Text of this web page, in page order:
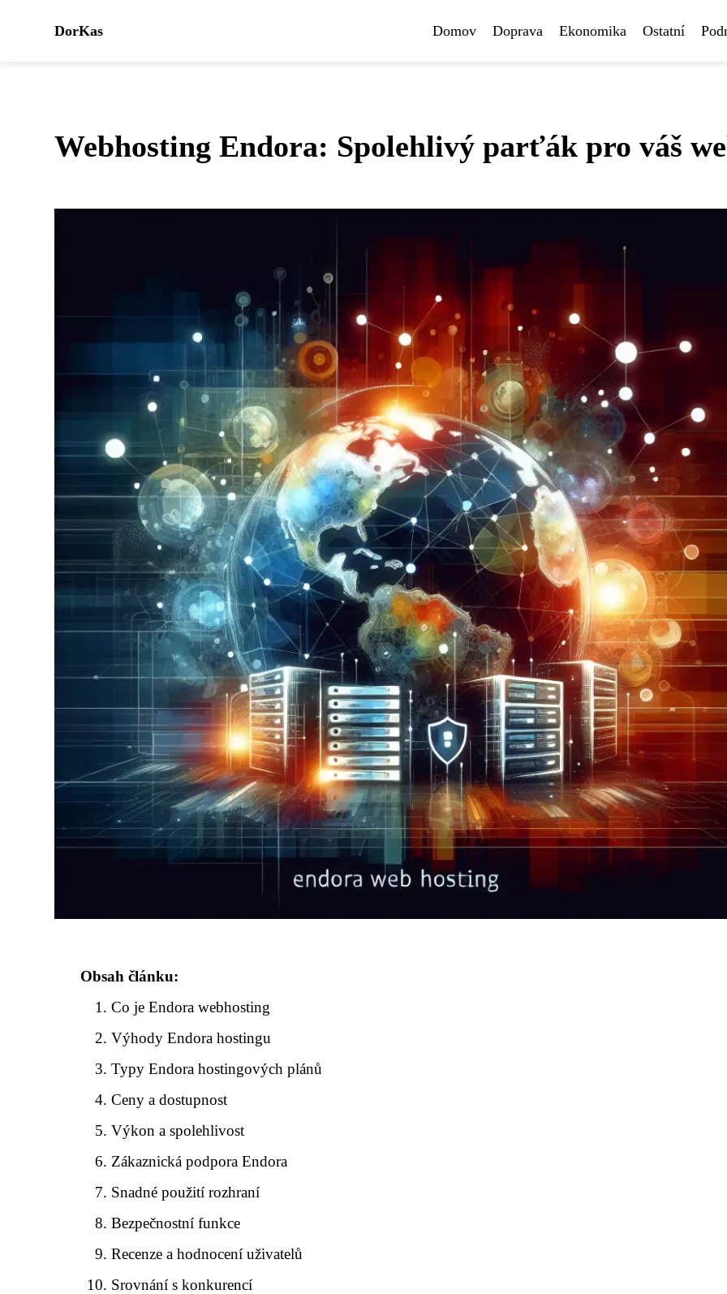
DorKas Domov Doprava Ekonomika Ostatní
Webhosting Endora: Spolehlivý parťák pro váš
Obsah článku:
Co je Endora webhosting
Výhody Endora hostingu
Typy Endora hostingových plánů
Ceny a dostupnost
Výkon a spolehlivost
Zákaznická podpora Endora
Snadné použití rozhraní
Bezpečnostní funkce
Recenze a hodnocení uživatelů
Srovnání s konkurencí